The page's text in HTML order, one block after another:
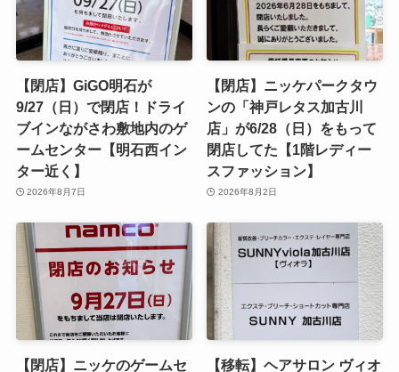
【閉店】GiGO明石が
9/27（日）で閉店！ドライ
ブインながさわ敷地内のゲ
ームセンター【明石西イン
ター近く】
2026年8月7日
【閉店】ニッケパークタウ
ンの「神戸レタス加古川
店」が6/28（日）をもって
閉店してた【1階レディー
スファッション】
2026年8月2日
【閉店】ニッケのゲームセ
【移転】ヘアサロン ヴィオ